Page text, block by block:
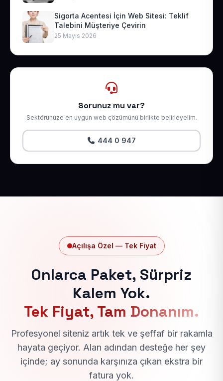
Sigorta Acentesi İçin Web Sitesi: Teklif
Talebini Müşteriye Çevirin
25 Mayıs 2026
Sorunuz mu var?
Sektörünüze en uygun web çözümünü birlikte belirleyelim.
444 0 947
Açılışa Özel — Tek Fiyat
Onlarca Paket, Sürpriz
Kalem Yok.
Tek Fiyat, Tam Donanım.
Profesyonel siteniz artık tek ve şeffaf bir rakamla
hayata geçiyor. Alan adından desteğe her şey
içinde; ay sonunda karşınıza çıkan ekstra bir
fatura yok.